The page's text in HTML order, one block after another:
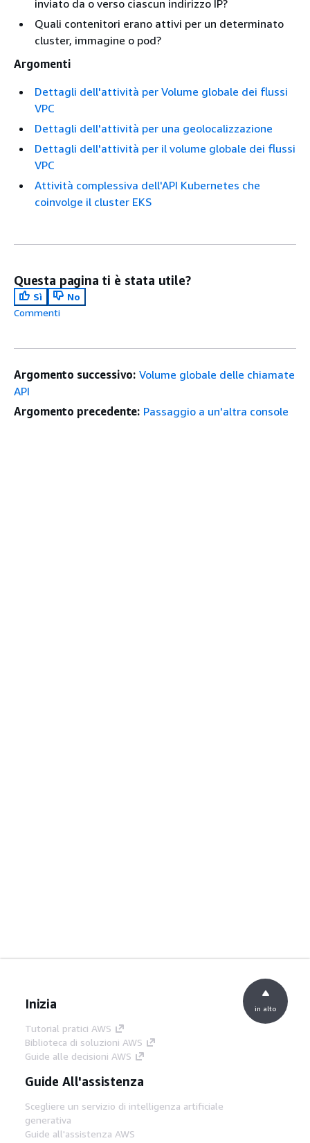
inviato da o verso ciascun indirizzo IP?
Quali contenitori erano attivi per un determinato
cluster, immagine o pod?
Argomenti
Dettagli dell'attività per Volume globale dei flussi
VPC
Dettagli dell'attività per una geolocalizzazione
Dettagli dell'attività per il volume globale dei flussi
VPC
Attività complessiva dell'API Kubernetes che
coinvolge il cluster EKS
Questa pagina ti è stata utile?
Sì
No
Commenti
Argomento successivo: Volume globale delle chiamate
API
Argomento precedente: Passaggio a un'altra console
Inizia
Tutorial pratici AWS
Biblioteca di soluzioni AWS
Guide alle decisioni AWS
Guide All'assistenza
Scegliere un servizio di intelligenza artificiale
generativa
Guide all'assistenza AWS
in alto